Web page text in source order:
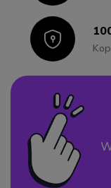
Icon